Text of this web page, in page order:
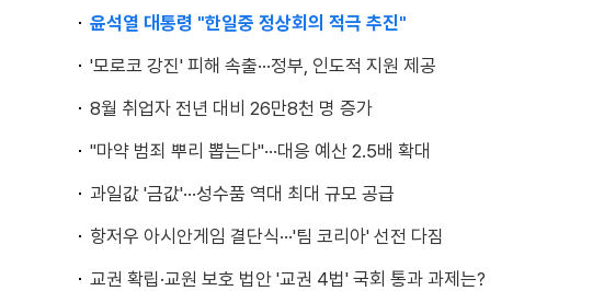
윤석열 대통령 "한일중 정상회의 적극 추진"
'모로코 강진' 피해 속출···정부, 인도적 지원 제공
8월 취업자 전년 대비 26만8천 명 증가
"마약 범죄 뿌리 뽑는다"···대응 예산 2.5배 확대
과일값 '금값'···성수품 역대 최대 규모 공급
항저우 아시안게임 결단식···'팀 코리아' 선전 다짐
교권 확립·교원 보호 법안 '교권 4법' 국회 통과 과제는?